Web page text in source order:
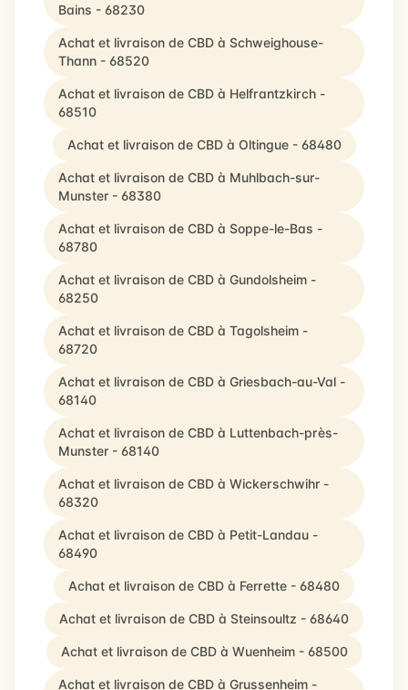
Bains - 68230
Achat et livraison de CBD à Schweighouse-
Thann - 68520
Achat et livraison de CBD à Helfrantzkirch -
68510
Achat et livraison de CBD à Oltingue - 68480
Achat et livraison de CBD à Muhlbach-sur-
Munster - 68380
Achat et livraison de CBD à Soppe-le-Bas -
68780
Achat et livraison de CBD à Gundolsheim -
68250
Achat et livraison de CBD à Tagolsheim -
68720
Achat et livraison de CBD à Griesbach-au-Val -
68140
Achat et livraison de CBD à Luttenbach-près-
Munster - 68140
Achat et livraison de CBD à Wickerschwihr -
68320
Achat et livraison de CBD à Petit-Landau -
68490
Achat et livraison de CBD à Ferrette - 68480
Achat et livraison de CBD à Steinsoultz - 68640
Achat et livraison de CBD à Wuenheim - 68500
Achat et livraison de CBD à Grussenheim -